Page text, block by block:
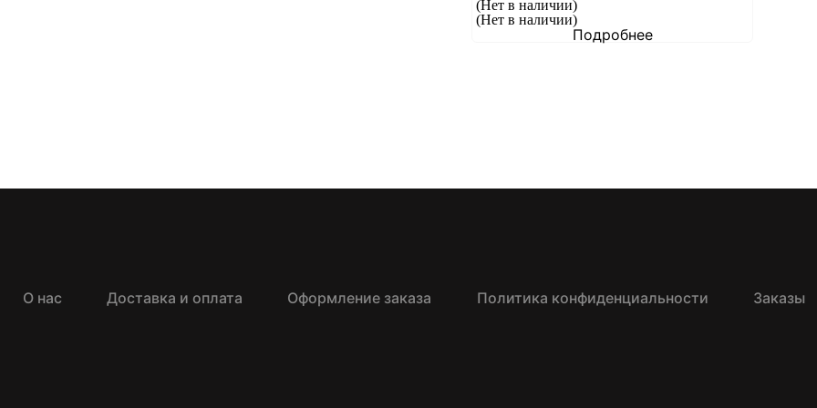
(Нет в наличии)
(Нет в наличии)
Подробнее
О нас Доставка и оплата Оформление заказа Политика конфиденциальности Заказы